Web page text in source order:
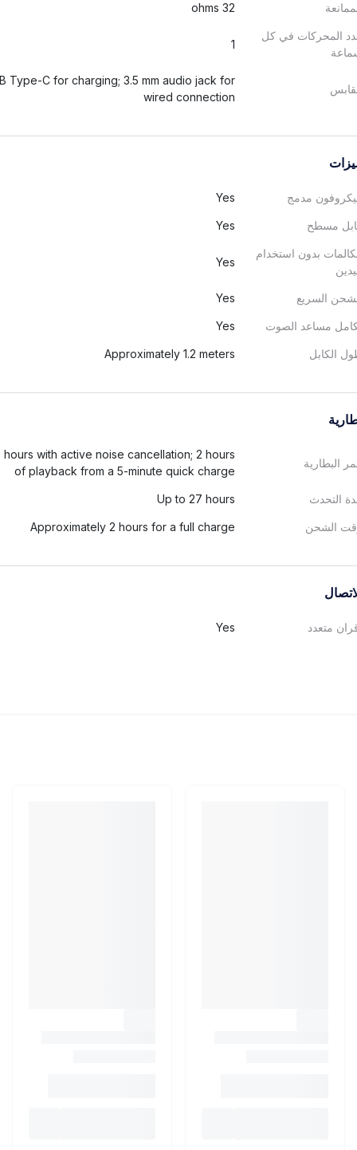
32 ohms
المحركات في كل
1
Type-C for charging; 3.5 mm audio jack for
wired connection
مدمج Yes
مسطح Yes
بدون استخدام
Yes
السريع Yes
مساعد الصوت Yes
الكابل Approximately 1.2 meters
البطارية
hours with active noise cancellation; 2 hours
of playback from a 5-minute quick charge
التحدث Up to 27 hours
الشحن Approximately 2 hours for a full charge
متعدد Yes